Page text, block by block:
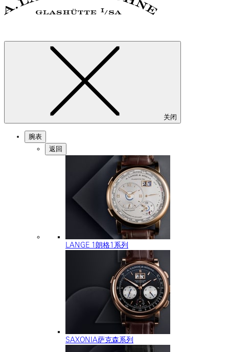
关闭
腕表
返回
LANGE 1朗格1系列
SAXONIA萨克森系列